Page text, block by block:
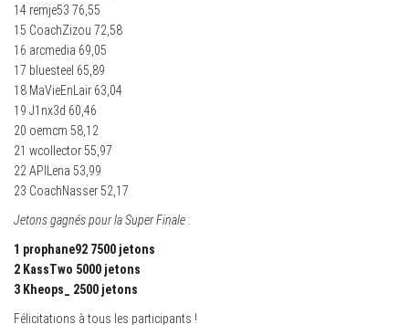
14 remje53 76,55
15 CoachZizou 72,58
16 arcmedia 69,05
17 bluesteel 65,89
18 MaVieEnLair 63,04
19 J1nx3d 60,46
20 oemcm 58,12
21 wcollector 55,97
22 APILena 53,99
23 CoachNasser 52,17
Jetons gagnés pour la Super Finale :
1 prophane92 7500 jetons
2 KassTwo 5000 jetons
3 Kheops_ 2500 jetons
Félicitations à tous les participants !